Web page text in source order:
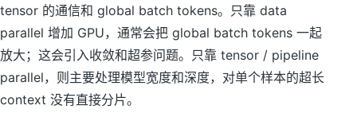
tensor 的通信和 global batch tokens。只靠 data
parallel 增加 GPU，通常会把 global batch tokens 一起
放大；这会引入收敛和超参问题。只靠 tensor / pipeline
parallel，则主要处理模型宽度和深度，对单个样本的超长
context 没有直接分片。